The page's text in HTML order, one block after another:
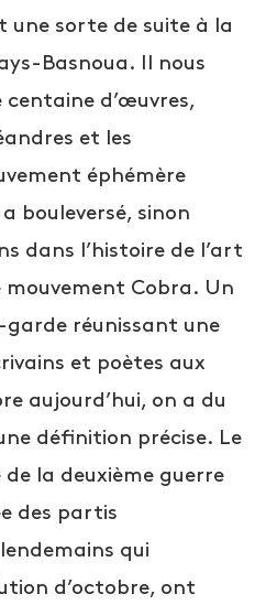
une sorte de suite à la
Basnoua. Il nous
centaine d’œuvres,
et les
éphémère
bouleversé, sinon
dans l’histoire de l’art
mouvement Cobra. Un
garde réunissant une
et poètes aux
aujourd’hui, on a du
définition précise. Le
la deuxième guerre
des partis
qui
d’octobre, ont